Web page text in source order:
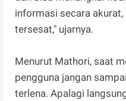
informasi secara
tersesat," ujarnya.
Menurut Mathori, saat
pengguna jangan
terlena. Apalagi